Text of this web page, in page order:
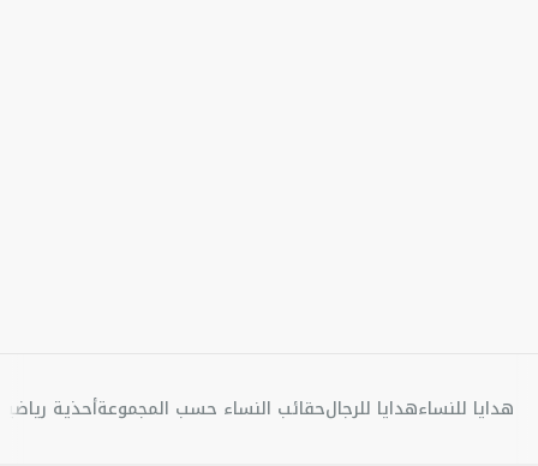
هدايا للنساءهدايا للرجالحقائب النساء حسب المجموعةأحذية